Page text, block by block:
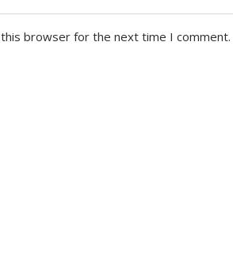
browser for the next time I comment.